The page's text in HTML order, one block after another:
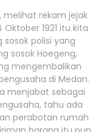
melihat rekam jejak
1921 itu kita
polisi yang
sosok Hoegeng,
mengembalikan
di Medan.
menjabat sebagai
tahu ada
perabotan rumah